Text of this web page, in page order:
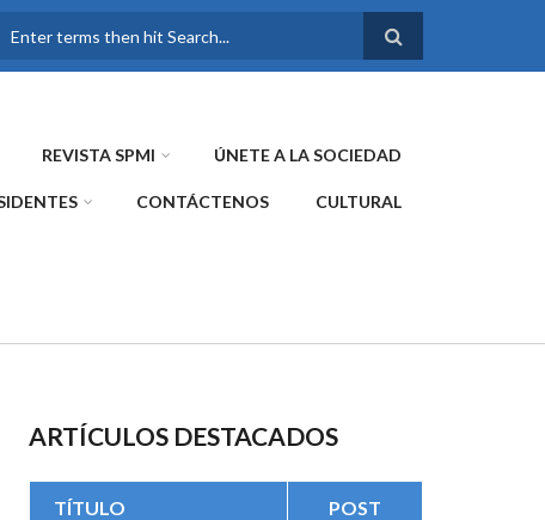
FORMULARIO DE
REVISTA SPMI ÚNETE A LA SOCIEDAD
CONTÁCTENOS CULTURAL
ARTÍCULOS DESTACADOS
TÍTULO
POST